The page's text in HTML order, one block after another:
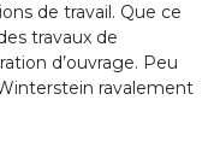
de travail. Que ce
travaux de
d’ouvrage. Peu
ravalement